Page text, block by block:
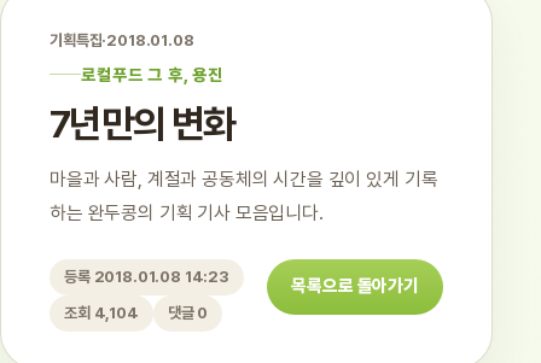
기획특집·2018.01.08
로컬푸드 그 후, 용진
7년만의 변화
마을과 사람, 계절과 공동체의 시간을 깊이 있게 기록
하는 완두콩의 기획 기사 모음입니다.
등록 2018.01.08 14:23
조회 4,104
댓글 0
목록으로 돌아가기